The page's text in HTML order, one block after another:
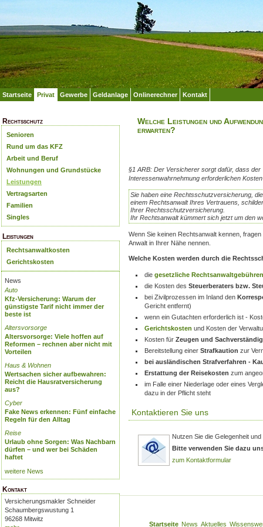
Startseite Privat Gewerbe Geldanlage Onlinerechner Kontakt
Rechtsschutz
Senioren
Rund um das KFZ
Arbeit und Beruf
Wohnungen und Grundstücke
Leistungen
Vertragsarten
Familien
Singles
Leistungen
Rechtsanwaltkosten
Gerichtskosten
News
Auto
Kfz-Versicherung: Warum der
günstigste Tarif nicht immer der
beste ist
Altersvorsorge
Altersvorsorge: Viele hoffen auf
Reformen – rechnen aber nicht mit
Vorteilen
Haus & Wohnen
Wertsachen sicher aufbewahren:
Reicht die Hausratversicherung
aus?
Cyber
Fake News erkennen: Fünf einfache
Regeln für den Alltag
Reise
Urlaub ohne Sorgen: Was Nachbarn
dürfen – und wer bei Schäden
haftet
weitere News
Kontakt
Versicherungsmakler Schneider
Schaumbergswustung 1
96268 Mitwitz
Welche Leistungen und
erwarten?
§1 ARB: Der Versicherer sorgt dafür, dass
Interessenwahrnehmung erforderlichen
Sie haben eine Rechtsschutzversicherung,
einem Rechtsanwalt Ihres Vertrauens,
Ihrer Rechtsschutzversicherung.
Ihr Rechtsanwalt kümmert sich jetzt um den
Wenn Sie keinen Rechtsanwalt kennen,
Anwalt in Ihrer Nähe nennen.
Welche Kosten werden durch die
die gesetzliche Rechtsanwaltgebühren
die Kosten des Steuerberaters bzw.
bei Zivilprozessen im Inland den
Gericht entfernt)
wenn ein Gutachten erforderlich ist -
Gerichtskosten und Kosten der
Kosten für Zeugen und
Bereitstellung einer Strafkaution zur
bei ausländischen Strafverfahren -
Erstattung der Reisekosten zum
im Falle einer Niederlage oder eines
dazu in der Pflicht steht
Kontaktieren Sie uns
Nutzen Sie die Gelegenheit
Bitte verwenden Sie dazu
zum Kontaktformular
Startseite News Aktuelles